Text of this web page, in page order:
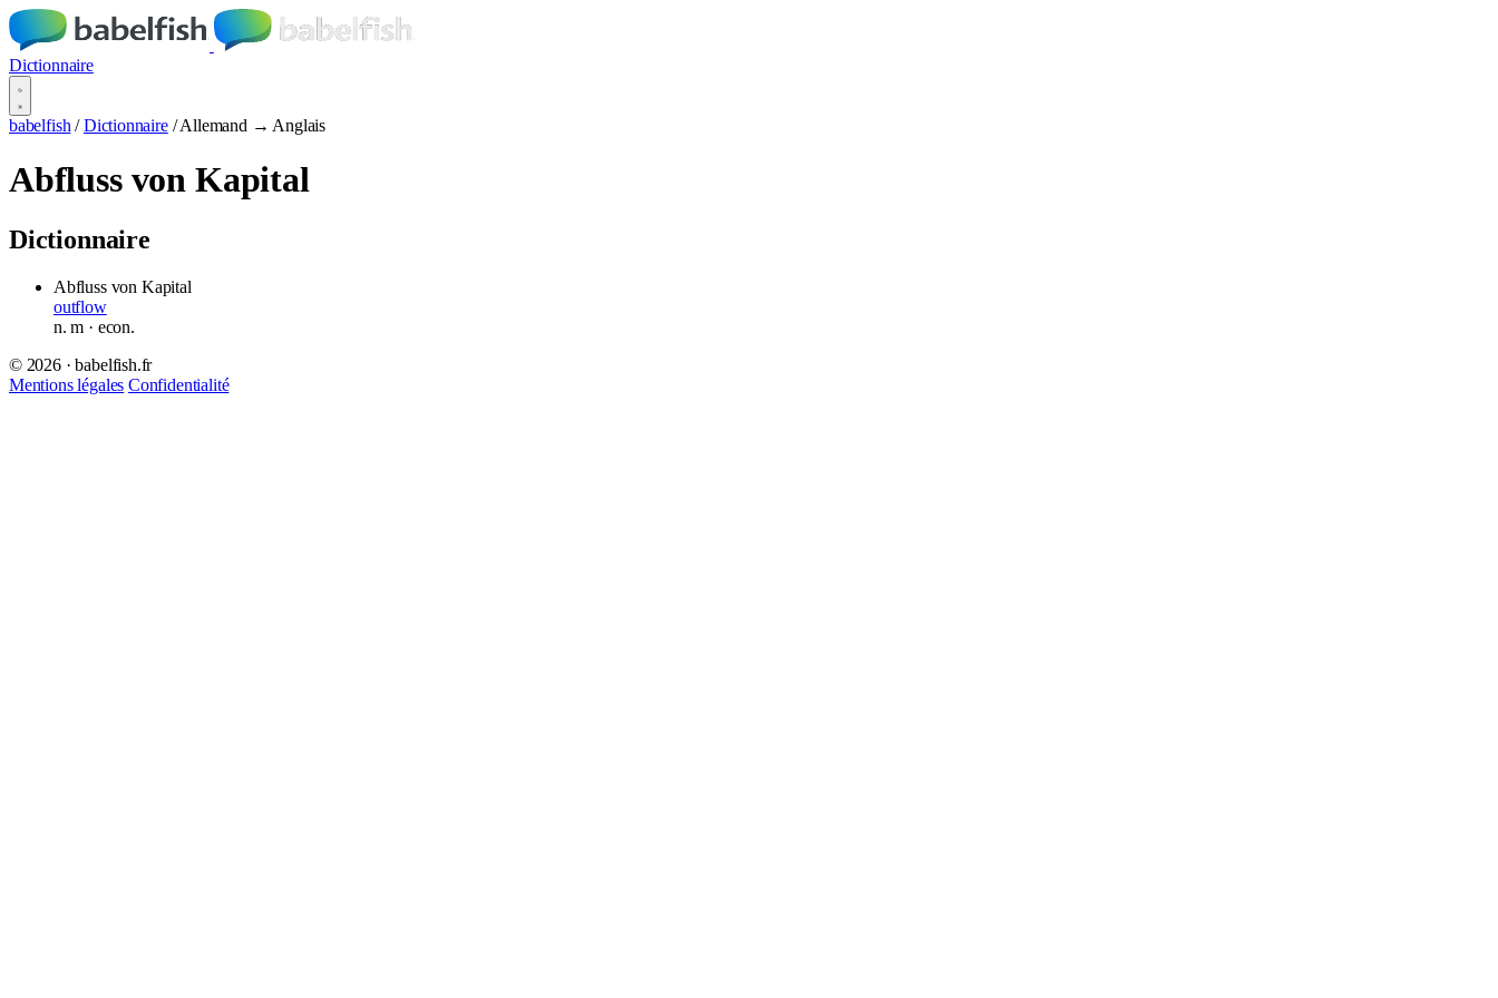
Dictionnaire
babelfish / Dictionnaire / Allemand → Anglais
Abfluss von Kapital
Dictionnaire
Abfluss von Kapital
outflow
n.m · econ.
© 2026 · babelfish.fr
Mentions légales Confidentialité